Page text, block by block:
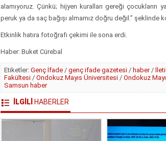
alamıyoruz. Çünkü; hijyen kuralları gereği
peruk ya da saç bağışı almamız doğru değil.” şeklinde
Etkinlik hatıra fotoğrafı çekimi ile sona erdi.
Haber: Buket Cürebal
Etiketler: Genç İfade / genç ifade gazetesi / haber/
Fakültesi / Ondokuz Mayıs Üniversitesi / Ondokuz
Samsun haber
İLGİLİ HABERLER